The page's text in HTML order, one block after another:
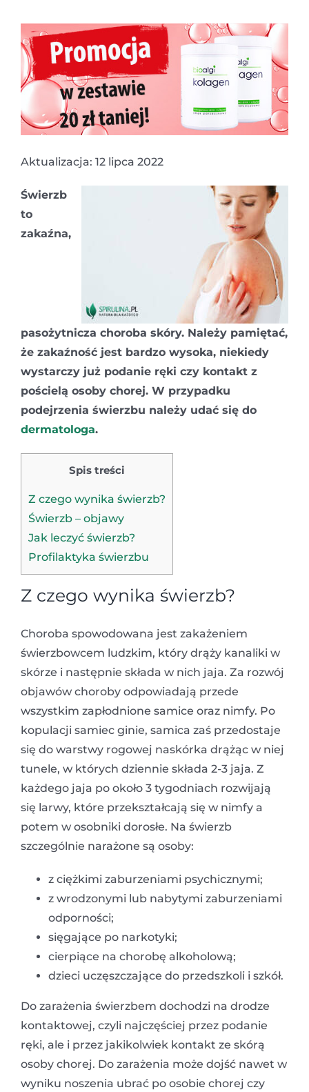
Aktualizacja: 12 lipca 2022
Świerzb
to
zakaźna,
pasożytnicza choroba skóry. Należy pamiętać,
że zakaźność jest bardzo wysoka, niekiedy
wystarczy już podanie ręki czy kontakt z
pościelą osoby chorej. W przypadku
podejrzenia świerzbu należy udać się do
dermatologa.
Spis treści
Z czego wynika świerzb?
Świerzb – objawy
Jak leczyć świerzb?
Profilaktyka świerzbu
Z czego wynika świerzb?
Choroba spowodowana jest zakażeniem
świerzbowcem ludzkim, który drąży kanaliki w
skórze i następnie składa w nich jaja. Za rozwój
objawów choroby odpowiadają przede
wszystkim zapłodnione samice oraz nimfy. Po
kopulacji samiec ginie, samica zaś przedostaje
się do warstwy rogowej naskórka drążąc w niej
tunele, w których dziennie składa 2-3 jaja. Z
każdego jaja po około 3 tygodniach rozwijają
się larwy, które przekształcają się w nimfy a
potem w osobniki dorosłe. Na świerzb
szczególnie narażone są osoby:
z ciężkimi zaburzeniami psychicznymi;
z wrodzonymi lub nabytymi zaburzeniami
odporności;
sięgające po narkotyki;
cierpiące na chorobę alkoholową;
dzieci uczęszczające do przedszkoli i szkół.
Do zarażenia świerzbem dochodzi na drodze
kontaktowej, czyli najczęściej przez podanie
ręki, ale i przez jakikolwiek kontakt ze skórą
osoby chorej. Do zarażenia może dojść nawet w
wyniku noszenia ubrać po osobie chorej czy